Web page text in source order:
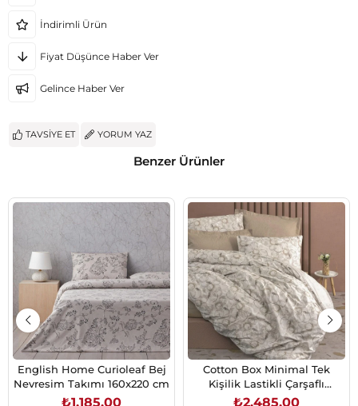
İndirimli Ürün
Fiyat Düşünce Haber Ver
Gelince Haber Ver
TAVSIYE ET YORUM YAZ
Benzer Ürünler
English Home Curioleaf Bej
Nevresim Takımı 160x220 cm
₺1.185,00
Cotton Box Minimal Tek
Kişilik Lastikli Çarşaflı
Nevresim Takımı Moil Bej
₺2.485,00